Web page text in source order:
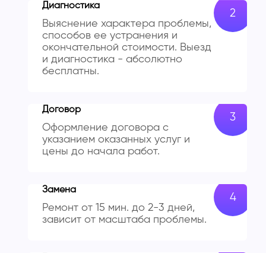
Диагностика
Выяснение характера проблемы,
способов ее устранения и
окончательной стоимости. Выезд
и диагностика - абсолютно
бесплатны.
Договор
Оформление договора с
указанием оказанных услуг и
цены до начала работ.
Замена
Ремонт от 15 мин. до 2-3 дней,
зависит от масштаба проблемы.